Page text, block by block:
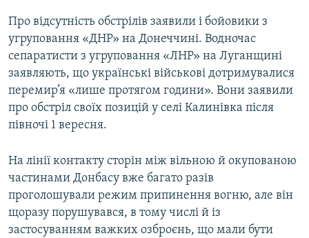
Про відсутність обстрілів заявили і бойовики з
угруповання «ДНР» на Донеччині. Водночас
сепаратисти з угруповання «ЛНР» на Луганщині
заявляють, що українські військові дотримувалися
перемир’я «лише протягом години». Вони заявили
про обстріл своїх позицій у селі Калинівка після
півночі 1 вересня.
На лінії контакту сторін між вільною й окупованою
частинами Донбасу вже багато разів
проголошували режим припинення вогню, але він
щоразу порушувався, в тому числі й із
застосуванням важких озброєнь, що мали бути